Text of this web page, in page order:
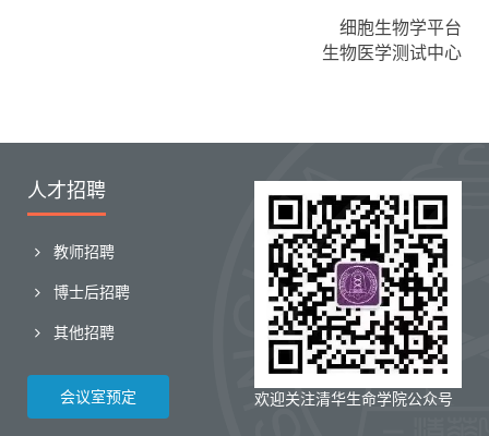
细胞生物学平台
生物医学测试中心
欢迎关注清华生命学院公众号
人才招聘
教师招聘
博士后招聘
其他招聘
会议室预定